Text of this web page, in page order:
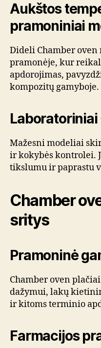
Aukštos
pramoniniai
Dideli Chamber
pramonėje, kur
apdorojimas,
kompozitų gamyboje.
Laboratoriniai
Mažesni modeliai
ir kokybės kontrolei.
tikslumu ir paprastu
Chamber
sritys
Pramoninė
Chamber oven
dažymui, lakų
ir kitoms terminio
Farmacijos